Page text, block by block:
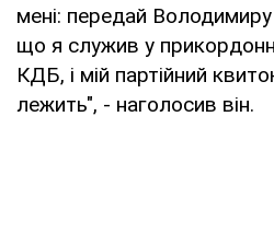
мені: передай
що я служив у
КДБ, і мій партійний
лежить", - наголосив він.